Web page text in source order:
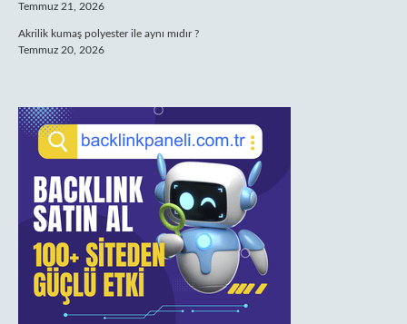
Temmuz 21, 2026
Akrilik kumaş polyester ile aynı mıdır ?
Temmuz 20, 2026